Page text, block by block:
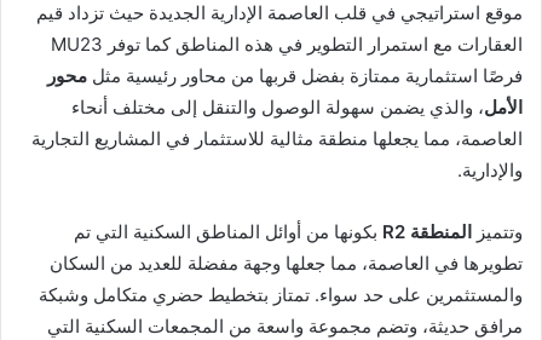
موقع استراتيجي في قلب العاصمة الإدارية الجديدة حيث تزداد قيم
العقارات مع استمرار التطوير في هذه المناطق كما توفر MU23
فرصًا استثمارية ممتازة بفضل قربها من محاور رئيسية مثل محور
الأمل، والذي يضمن سهولة الوصول والتنقل إلى مختلف أنحاء
العاصمة، مما يجعلها منطقة مثالية للاستثمار في المشاريع التجارية
والإدارية.
وتتميز المنطقة R2
بكونها من أوائل المناطق السكنية التي تم
تطويرها في العاصمة، مما جعلها وجهة مفضلة للعديد من السكان
والمستثمرين على حد سواء. تمتاز بتخطيط حضري متكامل وشبكة
مرافق حديثة، وتضم مجموعة واسعة من المجمعات السكنية التي